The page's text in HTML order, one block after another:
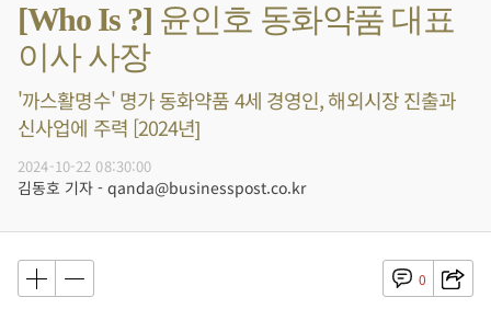
[Who Is ?] 윤인호 동화약품 대표
이사 사장
'까스활명수' 명가 동화약품 4세 경영인, 해외시장 진출과
신사업에 주력 [2024년]
2024-10-22 08:30:00
김동호 기자 - qanda@businesspost.co.kr
0